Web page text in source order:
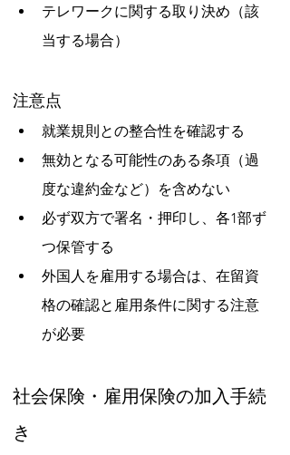
テレワークに関する取り決め（該
当する場合）
注意点
就業規則との整合性を確認する
無効となる可能性のある条項（過
度な違約金など）を含めない
必ず双方で署名・押印し、各1部ず
つ保管する
外国人を雇用する場合は、在留資
格の確認と雇用条件に関する注意
が必要
社会保険・雇用保険の加入手続
き